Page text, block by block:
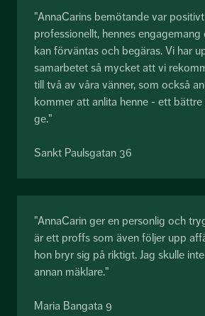
"AnnaCarins bemötande var
professionellt, hennes
kan förväntas och begäras. Vi har
samarbetet så mycket att vi
till två av våra vänner, som också
kommer att anlita henne - ett
ge."
Sankt Paulsgatan 36
"AnnaCarin ger en personlig och
är ett proffs som även följer upp
hon bryr sig på riktigt. Jag skulle
annan mäklare."
Maria Bangata 9